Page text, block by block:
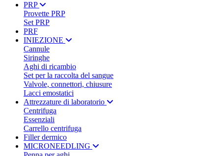
PRP
Provette PRP
Set PRP
PRF
INIEZIONE
Cannule
Siringhe
Aghi di ricambio
Set per la raccolta del sangue
Valvole, connettori, chiusure
Lacci emostatici
Attrezzature di laboratorio
Centrifuga
Essenziali
Carrello centrifuga
Filler dermico
MICRONEEDLING